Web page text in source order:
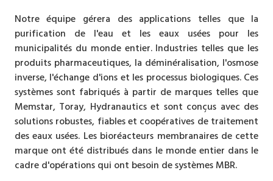
Notre équipe gérera des applications telles que la
purification de l'eau et les eaux usées pour les
municipalités du monde entier. Industries telles que les
produits pharmaceutiques, la déminéralisation, l'osmose
inverse, l'échange d'ions et les processus biologiques. Ces
systèmes sont fabriqués à partir de marques telles que
Memstar, Toray, Hydranautics et sont conçus avec des
solutions robustes, fiables et coopératives de traitement
des eaux usées. Les bioréacteurs membranaires de cette
marque ont été distribués dans le monde entier dans le
cadre d'opérations qui ont besoin de systèmes MBR.